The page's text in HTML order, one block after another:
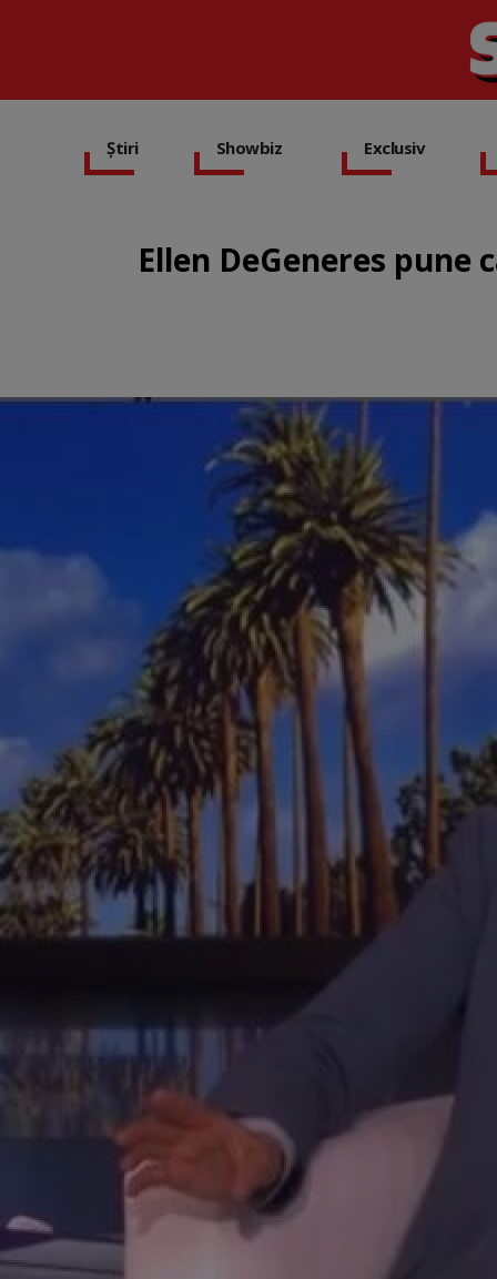
Știri Showbiz Exclusiv
Ellen DeGeneres pune